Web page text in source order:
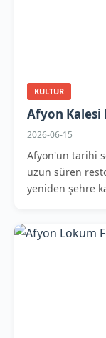
KULTUR
Afyon Kalesi
2026-06-15
Afyon'un tarihi
uzun süren
yeniden şehre